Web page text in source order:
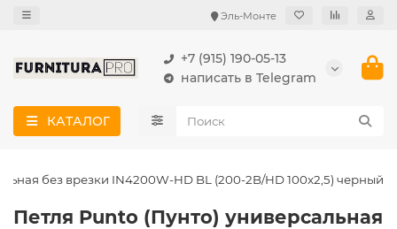
Эль-Монте
+7 (915) 190-05-13
написать в Telegram
КАТАЛОГ
без врезки IN4200W-HD BL (200-2B/HD 100x2,5) черный
Петля Punto (Пунто) универсальная